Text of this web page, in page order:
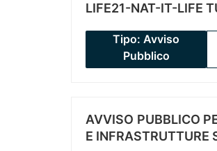
LIFE21-NAT-IT-LIFE
Tipo: Avviso
Pubblico
AVVISO PUBBLICO
E INFRASTRUTTURE